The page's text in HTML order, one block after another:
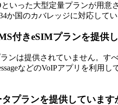
といった大型定量プランが用
か国のカバレッジに対応してい
付きeSIMプランを提供
ンは提供されていません。す
などのVoIPアプリを利用
プランを提供しています